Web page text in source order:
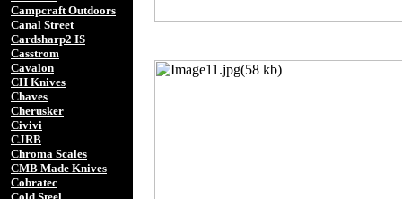
Campcraft Outdoors
Canal Street
Cardsharp2 IS
Casstrom
Cavalon
CH Knives
Chaves
Cherusker
Civivi
CJRB
Chroma Scales
CMB Made Knives
Cobratec